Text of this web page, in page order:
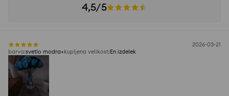
4,5/5
2026-03-21
barva:svetlo modra kupljena velikost:En izdelek